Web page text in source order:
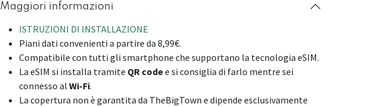
Maggiori informazioni
ISTRUZIONI DI INSTALLAZIONE
Piani dati convenienti a partire da 8,99€.
Compatibile con tutti gli smartphone che supportano la tecnologia eSIM.
La eSIM si installa tramite QR codee si consiglia di farlo mentre sei
connesso al Wi-Fi.
La copertura non è garantita da TheBigTown e dipende esclusivamente